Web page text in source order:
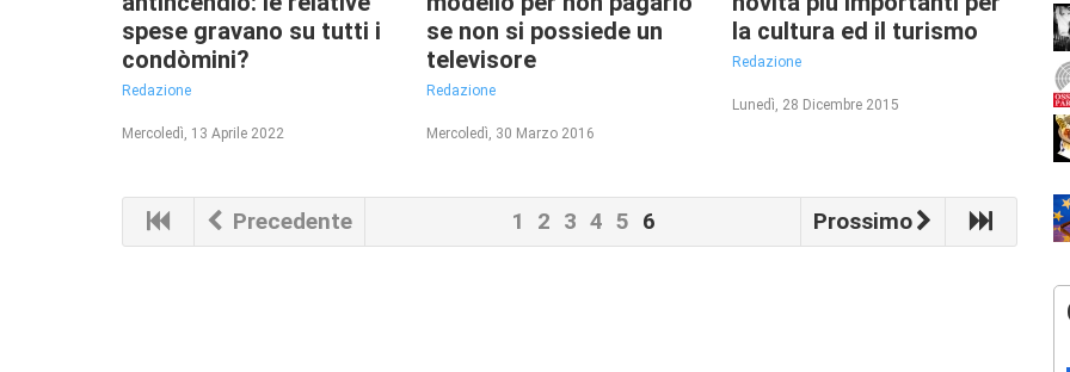
spese gravano su tutti i
condòmini?
Redazione
Mercoledì, 13 Aprile 2022
se non si possiede un
televisore
Redazione
Mercoledì, 30 Marzo 2016
la cultura ed il turismo
Redazione
Lunedì, 28 Dicembre 2015
Precedente Prossimo
1 2 3 4 5 6